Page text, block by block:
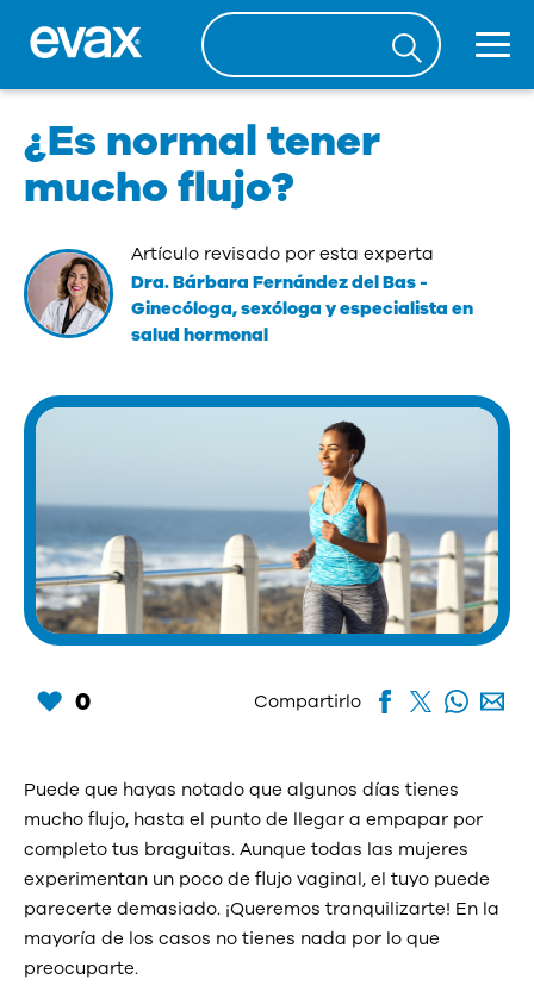
¿Es normal tener
mucho flujo?
Artículo revisado por esta experta
Dra. Bárbara Fernández del Bas-
Ginecóloga, sexóloga y especialista en
salud hormonal
0 Compartirlo
Puede que hayas notado que algunos días tienes
mucho flujo, hasta el punto de llegar a empapar por
completo tus braguitas. Aunque todas las mujeres
experimentan un poco de flujo vaginal, el tuyo puede
parecerte demasiado. ¡Queremos tranquilizarte! En la
mayoría de los casos no tienes nada por lo que
preocuparte.